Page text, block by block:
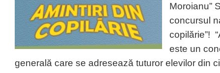
Moroianu”
concursul
copilărie”!
este un
generală care se adresează tuturor elevilor din